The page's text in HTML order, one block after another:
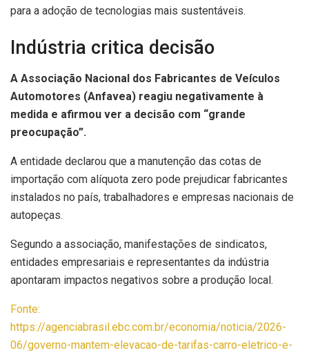
para a adoção de tecnologias mais sustentáveis.
Indústria critica decisão
A Associação Nacional dos Fabricantes de Veículos
Automotores (Anfavea) reagiu negativamente à
medida e afirmou ver a decisão com “grande
preocupação”.
A entidade declarou que a manutenção das cotas de
importação com alíquota zero pode prejudicar fabricantes
instalados no país, trabalhadores e empresas nacionais de
autopeças.
Segundo a associação, manifestações de sindicatos,
entidades empresariais e representantes da indústria
apontaram impactos negativos sobre a produção local.
Fonte:
https://agenciabrasil.ebc.com.br/economia/noticia/2026-
06/governo-mantem-elevacao-de-tarifas-carro-eletrico-e-